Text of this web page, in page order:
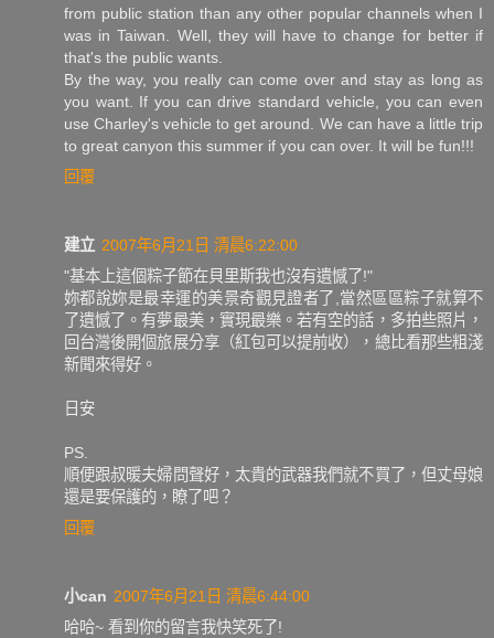
from public station than any other popular channels when I
was in Taiwan. Well, they will have to change for better if
that's the public wants.
By the way, you really can come over and stay as long as
you want. If you can drive standard vehicle, you can even
use Charley's vehicle to get around. We can have a little trip
to great canyon this summer if you can over. It will be fun!!!
回覆
建立 2007年6月21日 清晨6:22:00
"基本上這個粽子節在貝里斯我也沒有遺憾了!"
妳都說妳是最幸運的美景奇觀見證者了,當然區區粽子就算不
了遺憾了。有夢最美，實現最樂。若有空的話，多拍些照片，
回台灣後開個旅展分享（紅包可以提前收），總比看那些粗淺
新聞來得好。
日安
PS.
順便跟叔暖夫婦問聲好，太貴的武器我們就不買了，但丈母娘
還是要保護的，瞭了吧？
回覆
小can 2007年6月21日 清晨6:44:00
哈哈~ 看到你的留言我快笑死了!